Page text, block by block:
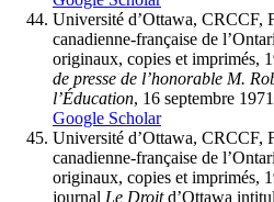
Université d’Ottawa, CRCCF,
canadienne-française de
originaux, copies et imprimés,
de presse de l’honorable M.
l’Éducation, 16 septembre
Google Scholar
Université d’Ottawa, CRCCF,
canadienne-française de
originaux, copies et imprimés,
journal Le Droitd’Ottawa